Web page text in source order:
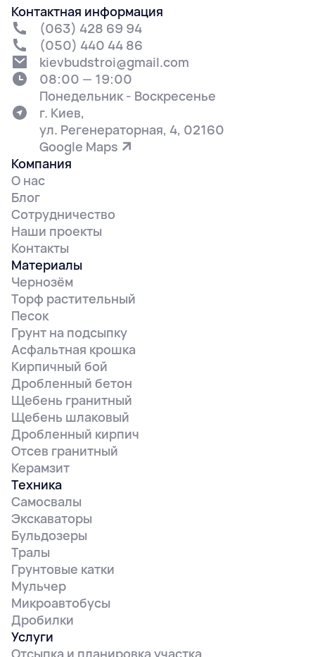
Компания
О нас
Блог
Сотрудничество
Наши проекты
Контакты
Контактная информация
(063) 428 69 94
(050) 440 44 86
kievbudstroi@gmail.com
08:00 — 19:00
Понедельник - Воскресенье
г. Киев,
ул. Регенераторная, 4, 02160
Google Maps
Материалы
Чернозём
Торф растительный
Песок
Грунт на подсыпку
Асфальтная крошка
Кирпичный бой
Дробленный бетон
Щебень гранитный
Щебень шлаковый
Дробленный кирпич
Отсев гранитный
Керамзит
Техника
Самосвалы
Экскаваторы
Бульдозеры
Тралы
Грунтовые катки
Мульчер
Микроавтобусы
Дробилки
Услуги
Отсыпка и планировка участка